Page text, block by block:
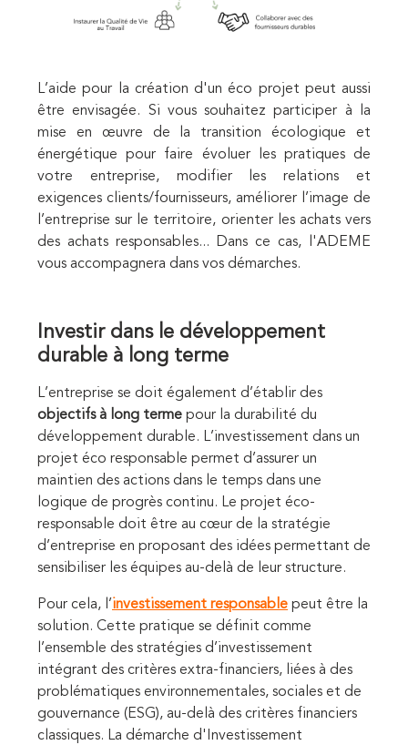
L’aide pour la création d'un éco projet peut aussi
être envisagée. Si vous souhaitez participer à la
mise en œuvre de la transition écologique et
énergétique pour faire évoluer les pratiques de
votre entreprise, modifier les relations et
exigences clients/fournisseurs, améliorer l’image de
l’entreprise sur le territoire, orienter les achats vers
des achats responsables... Dans ce cas, l'ADEME
vous accompagnera dans vos démarches.
Investir dans le développement
durable à long terme
L’entreprise se doit également d’établir des
objectifs à long terme pour la durabilité du
développement durable. L’investissement dans un
projet éco responsable permet d’assurer un
maintien des actions dans le temps dans une
logique de progrès continu. Le projet éco-
responsable doit être au cœur de la stratégie
d’entreprise en proposant des idées permettant de
sensibiliser les équipes au-delà de leur structure.
Pour cela, l’investissement responsable peut être la
solution. Cette pratique se définit comme
l’ensemble des stratégies d’investissement
intégrant des critères extra-financiers, liées à des
problématiques environnementales, sociales et de
gouvernance (ESG), au-delà des critères financiers
classiques. La démarche d'Investissement